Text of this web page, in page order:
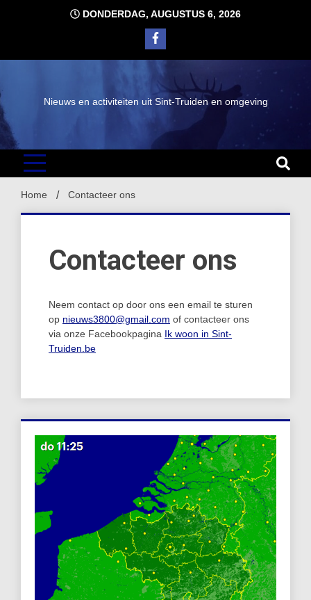
DONDERDAG, AUGUSTUS 6, 2026
Nieuws en activiteiten uit Sint-Truiden en omgeving
Home Contacteer ons
Contacteer ons
Neem contact op door ons een email te sturen
op nieuws3800@gmail.com of contacteer ons
via onze Facebookpagina Ik woon in Sint-
Truiden.be